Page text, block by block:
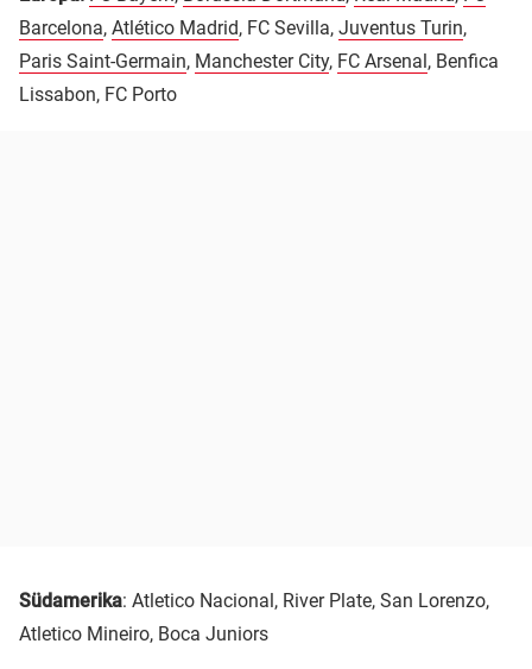
Barcelona, Atlético Madrid, FC Sevilla, Juventus Turin,
Paris Saint-Germain, Manchester City, FC Arsenal, Benfica
Lissabon, FC Porto
Südamerika: Atletico Nacional, River Plate, San Lorenzo,
Atletico Mineiro, Boca Juniors